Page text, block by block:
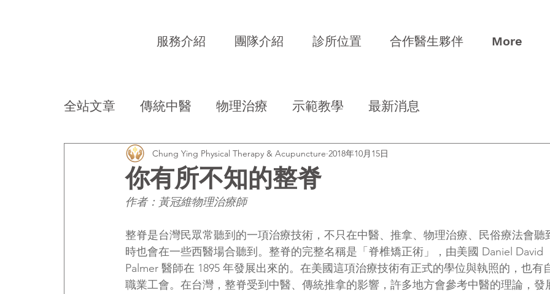
服務介紹 團隊介紹 診所位置 合作醫生夥伴 More
全站文章 傳統中醫 物理治療 示範教學 最新消息
你有所不知的整脊
Chung Ying Physical Therapy & Acupuncture 2018年10月15日
作者：黃冠維物理治療師
整脊是台灣民眾常聽到的一項治療技術，不只在中醫、推拿、物理治療、民俗療法會聽
時也會在一些西醫場合聽到。整脊的完整名稱是「脊椎矯正術」，由美國 Daniel David
Palmer 醫師在 1895 年發展出來的。在美國這項治療技術有正式的學位與執照的，也有
職業工會。在台灣，整脊受到中醫、傳統推拿的影響，許多地方會參考中醫的理論，發